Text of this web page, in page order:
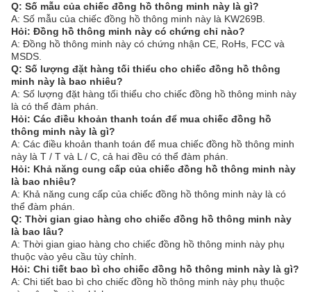
Q: Số mẫu của chiếc đồng hồ thông minh này là gì?
A: Số mẫu của chiếc đồng hồ thông minh này là KW269B.
Hỏi: Đồng hồ thông minh này có chứng chỉ nào?
A: Đồng hồ thông minh này có chứng nhận CE, RoHs, FCC và
MSDS.
Q: Số lượng đặt hàng tối thiểu cho chiếc đồng hồ thông
minh này là bao nhiêu?
A: Số lượng đặt hàng tối thiểu cho chiếc đồng hồ thông minh này
là có thể đàm phán.
Hỏi: Các điều khoản thanh toán để mua chiếc đồng hồ
thông minh này là gì?
A: Các điều khoản thanh toán để mua chiếc đồng hồ thông minh
này là T / T và L / C, cả hai đều có thể đàm phán.
Hỏi: Khả năng cung cấp của chiếc đồng hồ thông minh này
là bao nhiêu?
A: Khả năng cung cấp của chiếc đồng hồ thông minh này là có
thể đàm phán.
Q: Thời gian giao hàng cho chiếc đồng hồ thông minh này
là bao lâu?
A: Thời gian giao hàng cho chiếc đồng hồ thông minh này phụ
thuộc vào yêu cầu tùy chỉnh.
Hỏi: Chi tiết bao bì cho chiếc đồng hồ thông minh này là gì?
A: Chi tiết bao bì cho chiếc đồng hồ thông minh này phụ thuộc